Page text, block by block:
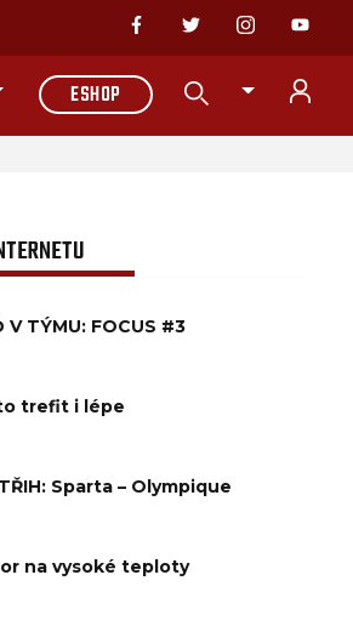
ESHOP
V TÝMU: FOCUS #3
trefit i lépe
Sparta – Olympique
na vysoké teploty